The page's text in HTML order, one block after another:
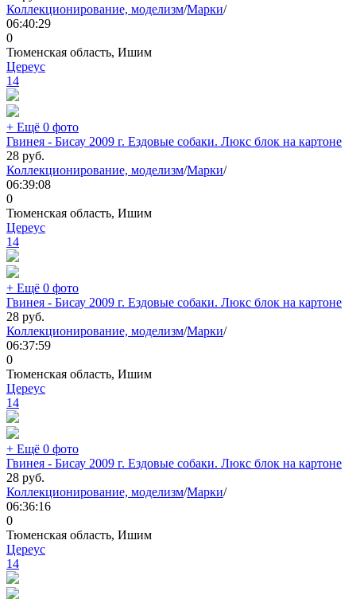
Коллекционирование, моделизм/Марки/
06:40:29
0
Тюменская область, Ишим
Цереус
14
+ Ещё 0 фото
Гвинея - Бисау 2009 г. Ездовые собаки. Люкс блок на картоне
28 руб.
Коллекционирование, моделизм/Марки/
06:39:08
0
Тюменская область, Ишим
Цереус
14
+ Ещё 0 фото
Гвинея - Бисау 2009 г. Ездовые собаки. Люкс блок на картоне
28 руб.
Коллекционирование, моделизм/Марки/
06:37:59
0
Тюменская область, Ишим
Цереус
14
+ Ещё 0 фото
Гвинея - Бисау 2009 г. Ездовые собаки. Люкс блок на картоне
28 руб.
Коллекционирование, моделизм/Марки/
06:36:16
0
Тюменская область, Ишим
Цереус
14